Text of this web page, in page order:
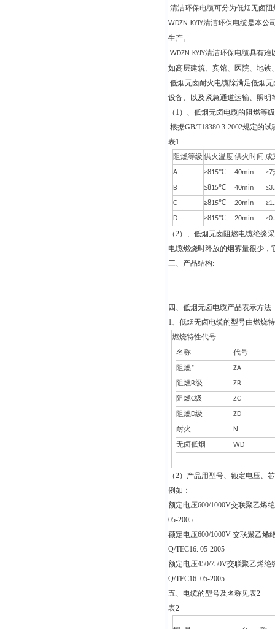
清洁环保电缆可分为低烟无卤
WDZN-KYJY清洁环保电缆是本公
生产。
WDZN-KYJY清洁环保电缆具有难
如高层建筑、宾馆、医院、地
低烟无卤耐火电缆除满足低烟
设备、以及紧急通道运输、照
（1）、低烟无卤电缆的阻燃等
根据GB/T18380.3-2002规定的
表1
阻燃等级 供火温度 供火时间 成
A ≥815℃ 40min ≥7
B ≥815℃ 40min
C ≥815℃ 20min
D ≥815℃ 20min
（2）、低烟无卤阻燃电缆绝缘
电缆燃烧时释放的烟雾量很少
三、产品结构:
四、低烟无卤电缆产品表示方法
1、低烟无卤电缆的型号由燃烧
燃烧特性代号
名称 代号
阻燃* ZA
阻燃B级 ZB
阻燃C级 ZC
阻燃D级 ZD
耐火 N
无卤低烟 WD
（2）产品用型号、额定电压、
例如：
额定电压600/1000V交联聚乙烯
05-2005
额定电压600/1000V 交联聚乙
Q/TEC16. 05-2005
额定电压450/750V交联聚乙烯
Q/TEC16. 05-2005
五、电缆的型号及名称见表2
表2